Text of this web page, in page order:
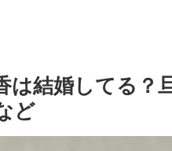
は結婚してる？
ど